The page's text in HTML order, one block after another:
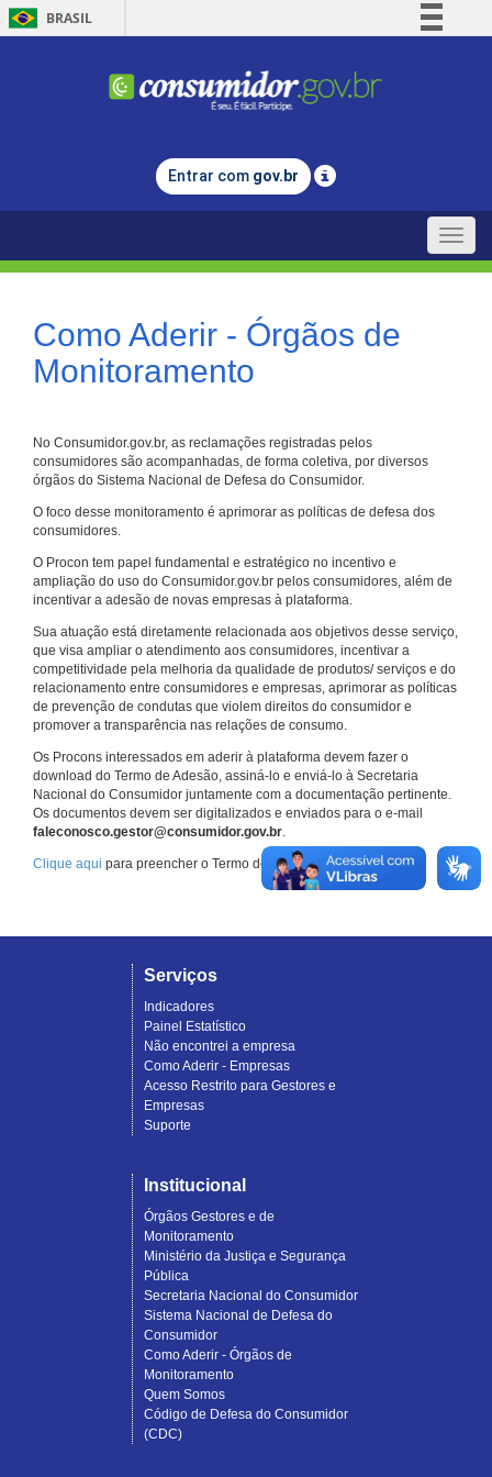
BRASIL
Comunica BR
Legislação
Entrar com gov.br
Toggle
Como Aderir - Órgãos de
Monitoramento
No Consumidor.gov.br, as reclamações registradas pelos
consumidores são acompanhadas, de forma coletiva, por diversos
órgãos do Sistema Nacional de Defesa do Consumidor.
O foco desse monitoramento é aprimorar as políticas de defesa dos
consumidores.
O Procon tem papel fundamental e estratégico no incentivo e
ampliação do uso do Consumidor.gov.br pelos consumidores, além de
incentivar a adesão de novas empresas à plataforma.
Sua atuação está diretamente relacionada aos objetivos desse serviço,
que visa ampliar o atendimento aos consumidores, incentivar a
competitividade pela melhoria da qualidade de produtos/ serviços e do
relacionamento entre consumidores e empresas, aprimorar as políticas
de prevenção de condutas que violem direitos do consumidor e
promover a transparência nas relações de consumo.
Os Procons interessados em aderir à plataforma devem fazer o
download do Termo de Adesão, assiná-lo e enviá-lo à Secretaria
Nacional do Consumidor juntamente com a documentação pertinente.
Os documentos devem ser digitalizados e enviados para o e-mail
faleconosco.gestor@consumidor.gov.br.
Clique aqui para preencher o Termo de Adesão.
Serviços
Indicadores
Painel Estatístico
Não encontrei a empresa
Como Aderir - Empresas
Acesso Restrito para Gestores e
Empresas
Suporte
Institucional
Órgãos Gestores e de
Monitoramento
Ministério da Justiça e Segurança
Pública
Secretaria Nacional do Consumidor
Sistema Nacional de Defesa do
Consumidor
Como Aderir - Órgãos de
Monitoramento
Quem Somos
Código de Defesa do Consumidor
(CDC)